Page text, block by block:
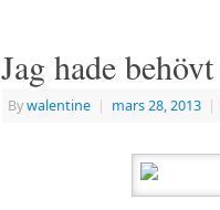
Jag hade
Bywalentine | mars 28, 2013 |